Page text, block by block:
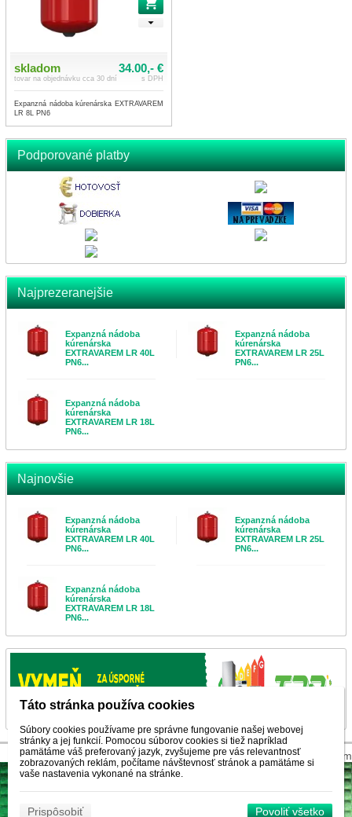
Podporované platby
Najprezeranejšie
Expanzná nádoba
kúrenárska
EXTRAVAREM LR 40L
PN6...
Expanzná nádoba
kúrenárska
EXTRAVAREM LR 25L
PN6...
Expanzná nádoba
kúrenárska
EXTRAVAREM LR 18L
PN6...
Najnovšie
Expanzná nádoba
kúrenárska
EXTRAVAREM LR 40L
PN6...
Expanzná nádoba
kúrenárska
EXTRAVAREM LR 25L
PN6...
Expanzná nádoba
kúrenárska
EXTRAVAREM LR 18L
PN6...
skladom
tovar na objednávku cca 30 dní
34.00,- €
s DPH
Expanzná nádoba kúrenárska EXTRAVAREM
LR 8L PN6
© 2026 WEXBO |www.wexbo.com
Táto stránka používa cookies
Súbory cookies používame pre správne fungovanie našej webovej
stránky a jej funkcií. Pomocou súborov cookies si tiež napríklad
pamätáme váš preferovaný jazyk, zvyšujeme pre vás relevantnosť
zobrazovaných reklám, počítame návštevnosť stránok a pamätáme si
vaše nastavenia vykonané na stránke.
Prispôsobiť Povoliť všetko